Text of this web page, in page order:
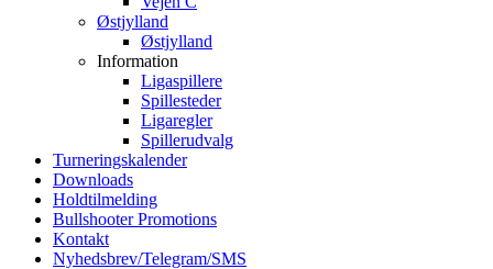
Østjylland
Østjylland
Information
Ligaspillere
Spillesteder
Ligaregler
Spillerudvalg
Turneringskalender
Downloads
Holdtilmelding
Bullshooter Promotions
Kontakt
Nyhedsbrev/Telegram/SMS